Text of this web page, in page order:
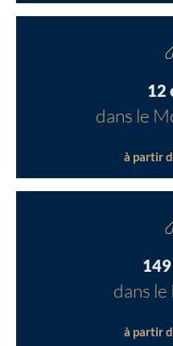
12
dans le
à partir
dans
à partir